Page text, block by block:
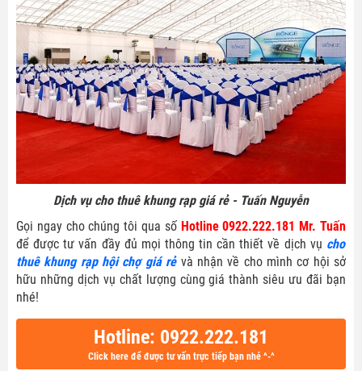
Dịch vụ cho thuê khung rạp giá rẻ - Tuấn Nguyễn
Gọi ngay cho chúng tôi qua số Hotline 0922.222.181 Mr. Tuấn
để được tư vấn đầy đủ mọi thông tin cần thiết về dịch vụ cho
thuê khung rạp hội chợ giá rẻ và nhận về cho mình cơ hội sở
hữu những dịch vụ chất lượng cùng giá thành siêu ưu đãi bạn
nhé!
Hotline: 0922.222.181
Click here để được tư vấn trực tiếp bạn nhé ^-^